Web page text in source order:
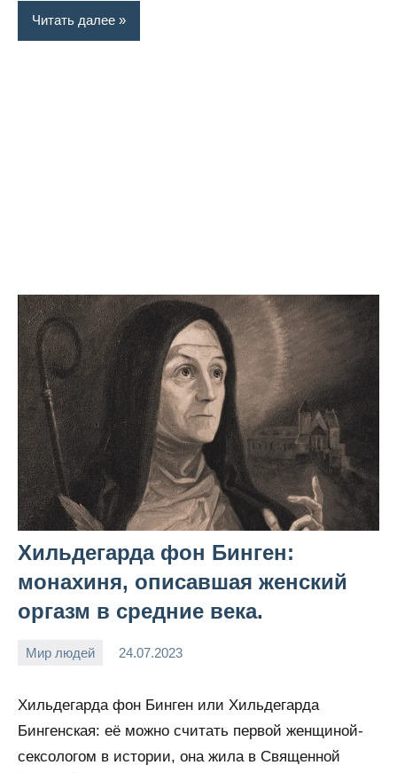
Читать далее
Хильдегарда фон Бинген:
монахиня, описавшая женский
оргазм в средние века.
Мир людей 24.07.2023
Snow_owl
Хильдегарда фон Бинген или Хильдегарда
Бингенская: её можно считать первой женщиной-
сексологом в истории, она жила в Священной